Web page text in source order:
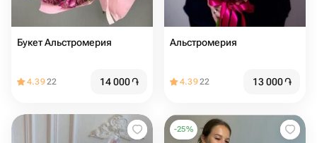
Букет Альстромерия
4.3922 14 000֏
Альстромерия
4.3922 13 000֏
-25%